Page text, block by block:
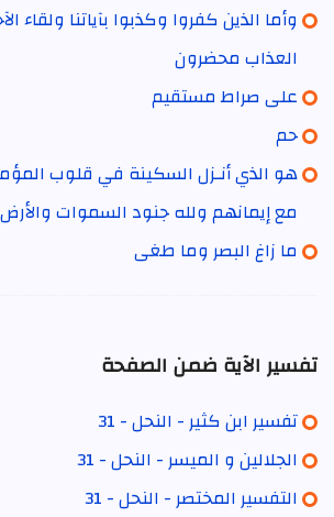
وأما الذين كفروا وكذبوا بآياتنا ولقاء
العذاب محضرون
على صراط مستقيم
حم
هو الذي أنـزل السكينة في قلوب
مع إيمانهم ولله جنود السموات والأرض
ما زاغ البصر وما طغى
تفسير الآية ضمن الصفحة
تفسير ابن كثير - النحل - 31
الجلالين و الميسر - النحل - 31
التفسير المختصر - النحل - 31